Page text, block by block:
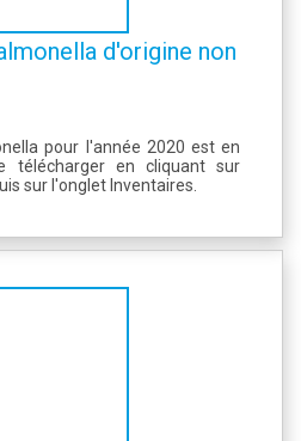
d'origine non
pour l'année 2020 est en
télécharger en cliquant sur
sur l'onglet Inventaires.